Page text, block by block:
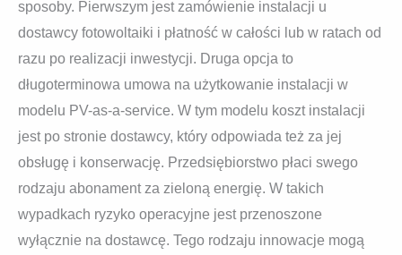
sposoby. Pierwszym jest zamówienie instalacji u
dostawcy fotowoltaiki i płatność w całości lub w ratach od
razu po realizacji inwestycji. Druga opcja to
długoterminowa umowa na użytkowanie instalacji w
modelu PV-as-a-service. W tym modelu koszt instalacji
jest po stronie dostawcy, który odpowiada też za jej
obsługę i konserwację. Przedsiębiorstwo płaci swego
rodzaju abonament za zieloną energię. W takich
wypadkach ryzyko operacyjne jest przenoszone
wyłącznie na dostawcę. Tego rodzaju innowacje mogą